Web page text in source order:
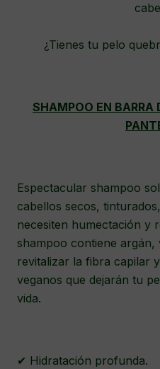
¿Tienes tu pelo
SHAMPOO EN BARRA
Espectacular shampoo
cabellos secos,
necesiten humectación y
shampoo contiene
revitalizar la fibra capilar
veganos que dejarán tu
vida.
✔ Hidratación profunda.